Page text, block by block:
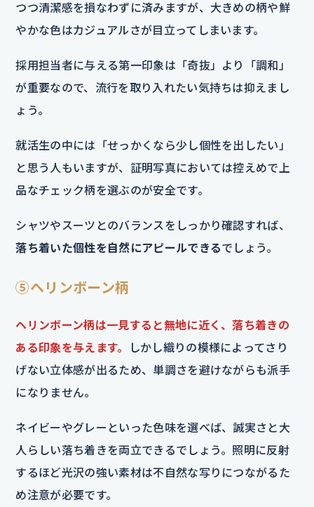
つつ清潔感を損なわずに済みますが、大きめの柄や鮮
やかな色はカジュアルさが目立ってしまいます。
採用担当者に与える第一印象は「奇抜」より「調和」
が重要なので、流行を取り入れたい気持ちは抑えまし
ょう。
就活生の中には「せっかくなら少し個性を出したい」
と思う人もいますが、証明写真においては控えめで上
品なチェック柄を選ぶのが安全です。
シャツやスーツとのバランスをしっかり確認すれば、
落ち着いた個性を自然にアピールできるでしょう。
⑤ヘリンボーン柄
ヘリンボーン柄は一見すると無地に近く、落ち着きの
ある印象を与えます。
しかし織りの模様によってさり
げない立体感が出るため、単調さを避けながらも派手
になりません。
ネイビーやグレーといった色味を選べば、誠実さと大
人らしい落ち着きを両立できるでしょう。照明に反射
するほど光沢の強い素材は不自然な写りにつながるた
め注意が必要です。